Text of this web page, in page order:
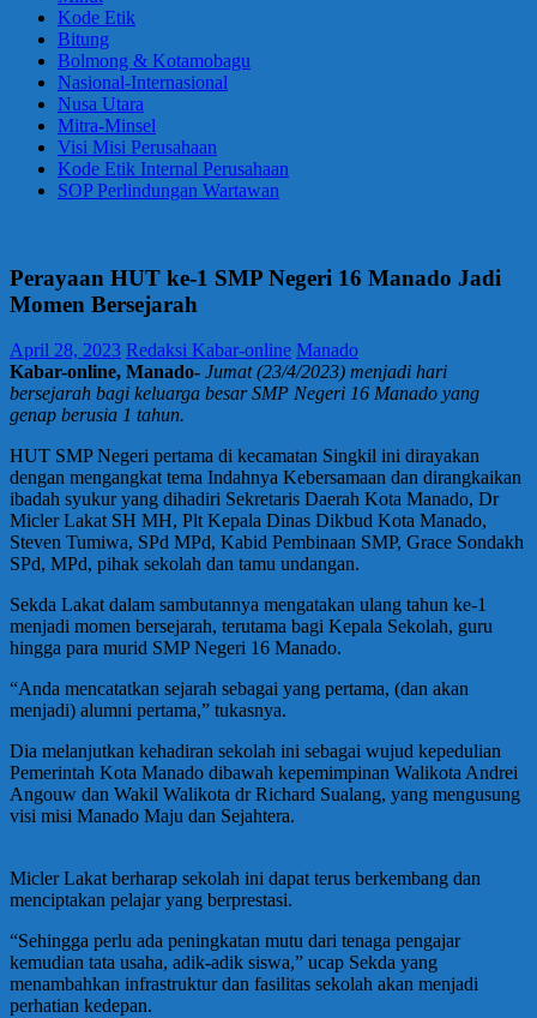
Kode Etik
Bitung
Bolmong & Kotamobagu
Nasional-Internasional
Nusa Utara
Mitra-Minsel
Visi Misi Perusahaan
Kode Etik Internal Perusahaan
SOP Perlindungan Wartawan
Perayaan HUT ke-1 SMP Negeri 16 Manado Jadi
Momen Bersejarah
April 28, 2023 Redaksi Kabar-online Manado
Kabar-online, Manado- Jumat (23/4/2023) menjadi hari
bersejarah bagi keluarga besar SMP Negeri 16 Manado yang
genap berusia 1 tahun.
HUT SMP Negeri pertama di kecamatan Singkil ini dirayakan
dengan mengangkat tema Indahnya Kebersamaan dan dirangkaikan
ibadah syukur yang dihadiri Sekretaris Daerah Kota Manado, Dr
Micler Lakat SH MH, Plt Kepala Dinas Dikbud Kota Manado,
Steven Tumiwa, SPd MPd, Kabid Pembinaan SMP, Grace Sondakh
SPd, MPd, pihak sekolah dan tamu undangan.
Sekda Lakat dalam sambutannya mengatakan ulang tahun ke-1
menjadi momen bersejarah, terutama bagi Kepala Sekolah, guru
hingga para murid SMP Negeri 16 Manado.
“Anda mencatatkan sejarah sebagai yang pertama, (dan akan
menjadi) alumni pertama,” tukasnya.
Dia melanjutkan kehadiran sekolah ini sebagai wujud kepedulian
Pemerintah Kota Manado dibawah kepemimpinan Walikota Andrei
Angouw dan Wakil Walikota dr Richard Sualang, yang mengusung
visi misi Manado Maju dan Sejahtera.
Micler Lakat berharap sekolah ini dapat terus berkembang dan
menciptakan pelajar yang berprestasi.
“Sehingga perlu ada peningkatan mutu dari tenaga pengajar
kemudian tata usaha, adik-adik siswa,” ucap Sekda yang
menambahkan infrastruktur dan fasilitas sekolah akan menjadi
perhatian kedepan.